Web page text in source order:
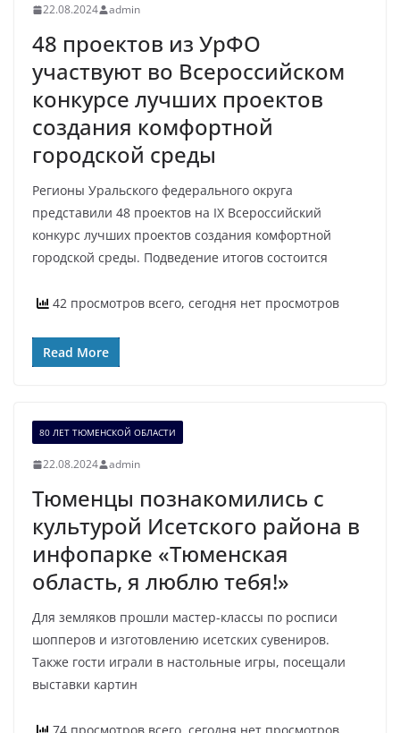
22.08.2024 admin
48 проектов из УрФО
участвуют во Всероссийском
конкурсе лучших проектов
создания комфортной
городской среды
Регионы Уральского федерального округа
представили 48 проектов на IX Всероссийский
конкурс лучших проектов создания комфортной
городской среды. Подведение итогов состоится
42 просмотров всего, сегодня нет просмотров
Read More
80 ЛЕТ ТЮМЕНСКОЙ ОБЛАСТИ
22.08.2024 admin
Тюменцы познакомились с
культурой Исетского района в
инфопарке «Тюменская
область, я люблю тебя!»
Для земляков прошли мастер-классы по росписи
шопперов и изготовлению исетских сувениров.
Также гости играли в настольные игры, посещали
выставки картин